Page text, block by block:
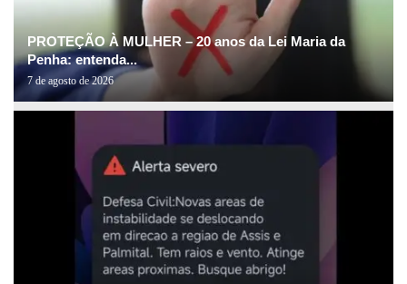
PROTEÇÃO À MULHER – 20 anos da Lei Maria da
Penha: entenda...
7 de agosto de 2026